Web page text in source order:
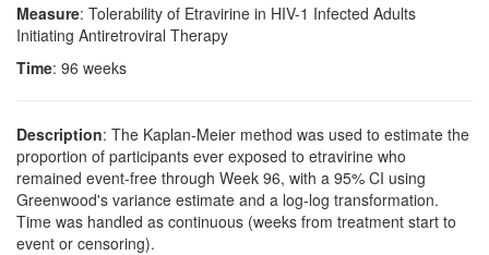
Measure: Tolerability of Etravirine in HIV-1 Infected Adults
Initiating Antiretroviral Therapy
Time: 96 weeks
Description: The Kaplan-Meier method was used to estimate the
proportion of participants ever exposed to etravirine who
remained event-free through Week 96, with a 95% CI using
Greenwood's variance estimate and a log-log transformation.
Time was handled as continuous (weeks from treatment start to
event or censoring).